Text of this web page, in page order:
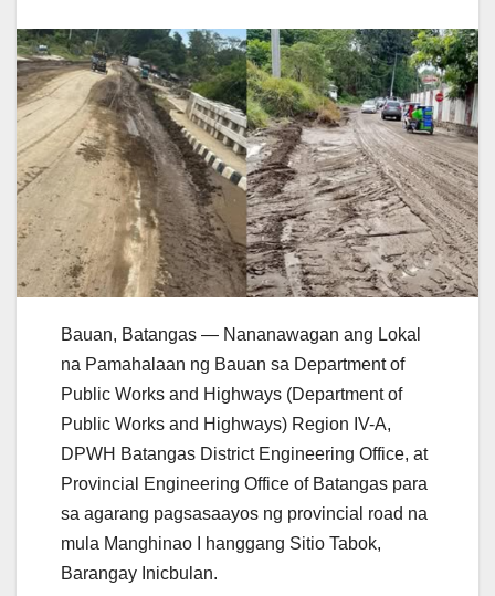
Bauan, Batangas — Nananawagan ang Lokal
na Pamahalaan ng Bauan sa Department of
Public Works and Highways (Department of
Public Works and Highways) Region IV-A,
DPWH Batangas District Engineering Office, at
Provincial Engineering Office of Batangas para
sa agarang pagsasaayos ng provincial road na
mula Manghinao I hanggang Sitio Tabok,
Barangay Inicbulan.